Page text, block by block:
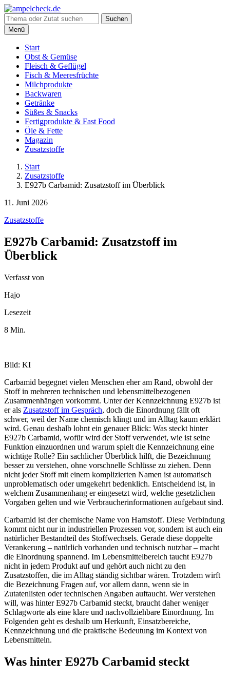
Suche
nach:
Suchen
Menü
Start
Obst & Gemüse
Fleisch & Geflügel
Fisch & Meeresfrüchte
Milchprodukte
Backwaren
Getränke
Süßes & Snacks
Fertigprodukte & Fast Food
Öle & Fette
Magazin
Zusatzstoffe
Start
Zusatzstoffe
E927b Carbamid: Zusatzstoff im Überblick
11. Juni 2026
Zusatzstoffe
E927b Carbamid: Zusatzstoff im
Überblick
Verfasst von
Hajo
Lesezeit
8 Min.
Bild: KI
Carbamid begegnet vielen Menschen eher am Rand, obwohl der
Stoff in mehreren technischen und lebensmittelbezogenen
Zusammenhängen vorkommt. Unter der Kennzeichnung E927b ist
er als Zusatzstoff im Gespräch, doch die Einordnung fällt oft
schwer, weil der Name chemisch klingt und im Alltag kaum erklärt
wird. Genau deshalb lohnt ein genauer Blick: Was steckt hinter
E927b Carbamid, wofür wird der Stoff verwendet, wie ist seine
Funktion einzuordnen und warum spielt die Kennzeichnung eine
wichtige Rolle? Ein sachlicher Überblick hilft, die Bezeichnung
besser zu verstehen, ohne vorschnelle Schlüsse zu ziehen. Denn
nicht jeder Stoff mit einem komplizierten Namen ist automatisch
unproblematisch oder umgekehrt bedenklich. Entscheidend ist, in
welchem Zusammenhang er eingesetzt wird, welche gesetzlichen
Vorgaben gelten und wie Verbraucherinformationen aufgebaut sind.
Carbamid ist der chemische Name von Harnstoff. Diese Verbindung
kommt nicht nur in industriellen Prozessen vor, sondern ist auch ein
natürlicher Bestandteil des Stoffwechsels. Gerade diese doppelte
Verankerung – natürlich vorhanden und technisch nutzbar – macht
die Einordnung spannend. Im Lebensmittelbereich taucht E927b
nicht in jedem Produkt auf und gehört auch nicht zu den
Zusatzstoffen, die im Alltag ständig sichtbar wären. Trotzdem wirft
die Bezeichnung Fragen auf, vor allem dann, wenn sie in
Zutatenlisten oder technischen Angaben auftaucht. Wer verstehen
will, was hinter E927b Carbamid steckt, braucht daher weniger
Schlagworte als eine klare und nachvollziehbare Einordnung. Im
Folgenden geht es deshalb um Herkunft, Einsatzbereiche,
Kennzeichnung und die praktische Bedeutung im Kontext von
Lebensmitteln.
Was hinter E927b Carbamid steckt